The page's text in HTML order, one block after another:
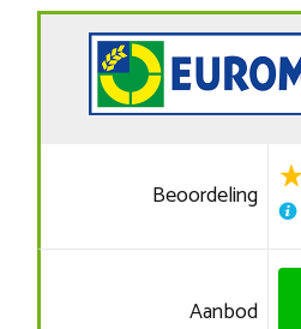
Beoordeling
Aanbod